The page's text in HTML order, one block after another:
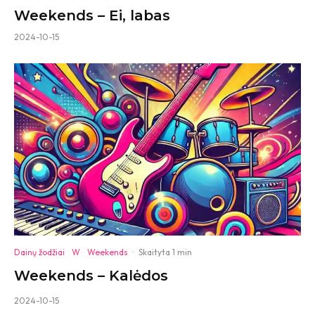
Weekends – Ei, labas
2024-10-15
Dainų žodžiai W Weekends · Skaityta 1 min
Weekends – Kalėdos
2024-10-15